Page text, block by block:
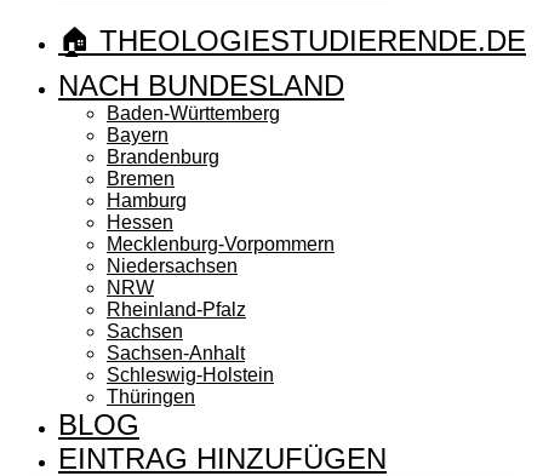
🏠 THEOLOGIESTUDIERENDE.DE
NACH BUNDESLAND
Baden-Württemberg
Bayern
Brandenburg
Bremen
Hamburg
Hessen
Mecklenburg-Vorpommern
Niedersachsen
NRW
Rheinland-Pfalz
Sachsen
Sachsen-Anhalt
Schleswig-Holstein
Thüringen
BLOG
EINTRAG HINZUFÜGEN